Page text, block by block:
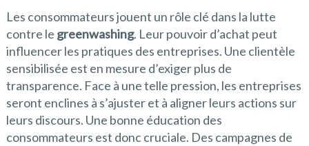
Les consommateurs jouent un rôle clé dans la lutte
contre le greenwashing. Leur pouvoir d’achat peut
influencer les pratiques des entreprises. Une clientèle
sensibilisée est en mesure d’exiger plus de
transparence. Face à une telle pression, les entreprises
seront enclines à s’ajuster et à aligner leurs actions sur
leurs discours. Une bonne éducation des
consommateurs est donc cruciale. Des campagnes de